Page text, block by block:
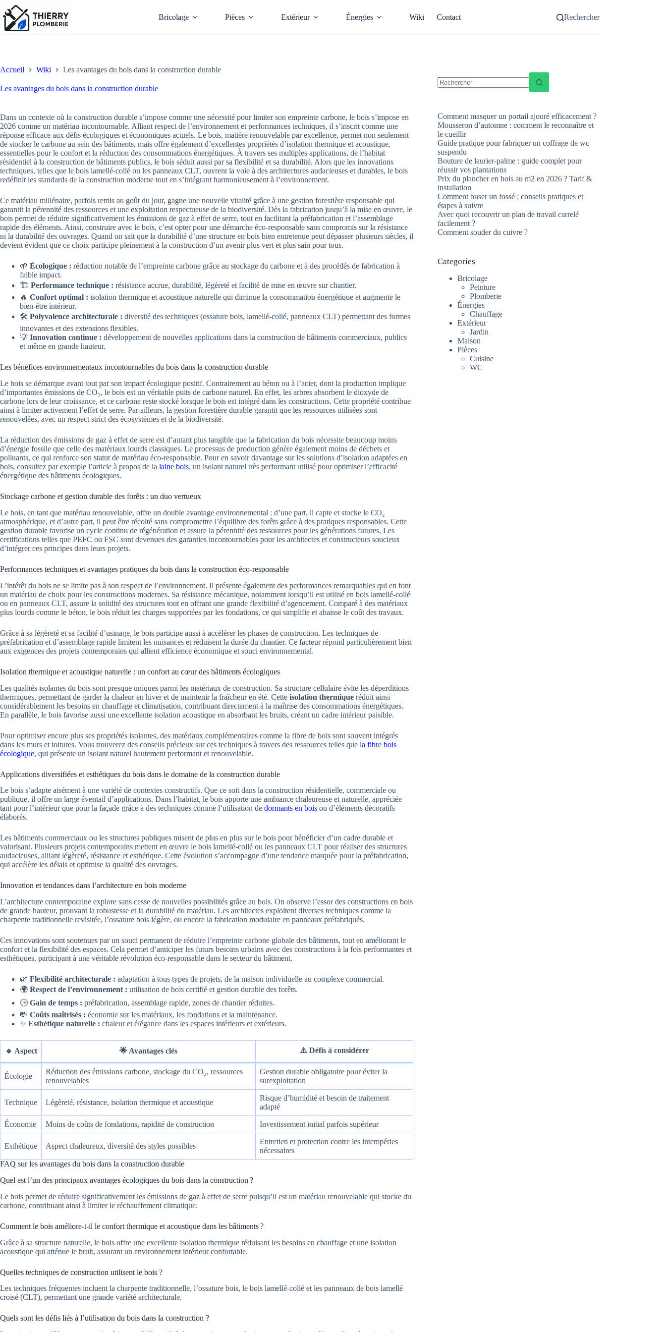
Passer
au
contenu
Bricolage Pièces Extérieur Énergies Wiki Contact Rechercher
Accueil Wiki Les avantages du bois dans la construction durable
Les avantages du bois dans la construction durable
Dans un contexte où la construction durable s’impose comme une nécessité pour limiter son empreinte carbone, le bois s’impose en
2026 comme un matériau incontournable. Alliant respect de l’environnement et performances techniques, il s’inscrit comme une
réponse efficace aux défis écologiques et économiques actuels. Le bois, matière renouvelable par excellence, permet non seulement
de stocker le carbone au sein des bâtiments, mais offre également d’excellentes propriétés d’isolation thermique et acoustique,
essentielles pour le confort et la réduction des consommations énergétiques. À travers ses multiples applications, de l’habitat
résidentiel à la construction de bâtiments publics, le bois séduit aussi par sa flexibilité et sa durabilité. Alors que les innovations
techniques, telles que le bois lamellé-collé ou les panneaux CLT, ouvrent la voie à des architectures audacieuses et durables, le bois
redéfinit les standards de la construction moderne tout en s’intégrant harmonieusement à l’environnement.
Ce matériau millénaire, parfois remis au goût du jour, gagne une nouvelle vitalité grâce à une gestion forestière responsable qui
garantit la pérennité des ressources et une exploitation respectueuse de la biodiversité. Dès la fabrication jusqu’à la mise en œuvre, le
bois permet de réduire significativement les émissions de gaz à effet de serre, tout en facilitant la préfabrication et l’assemblage
rapide des éléments. Ainsi, construire avec le bois, c’est opter pour une démarche éco-responsable sans compromis sur la résistance
ni la durabilité des ouvrages. Quand on sait que la durabilité d’une structure en bois bien entretenue peut dépasser plusieurs siècles, il
devient évident que ce choix participe pleinement à la construction d’un avenir plus vert et plus sain pour tous.
🌱 Écologique : réduction notable de l’empreinte carbone grâce au stockage du carbone et à des procédés de fabrication à
faible impact.
🏗️ Performance technique : résistance accrue, durabilité, légèreté et facilité de mise en œuvre sur chantier.
🔥 Confort optimal : isolation thermique et acoustique naturelle qui diminue la consommation énergétique et augmente le
bien-être intérieur.
🛠️ Polyvalence architecturale : diversité des techniques (ossature bois, lamellé-collé, panneaux CLT) permettant des formes
innovantes et des extensions flexibles.
💡 Innovation continue : développement de nouvelles applications dans la construction de bâtiments commerciaux, publics
et même en grande hauteur.
Les bénéfices environnementaux incontournables du bois dans la construction durable
Le bois se démarque avant tout par son impact écologique positif. Contrairement au béton ou à l’acier, dont la production implique
d’importantes émissions de CO₂, le bois est un véritable puits de carbone naturel. En effet, les arbres absorbent le dioxyde de
carbone lors de leur croissance, et ce carbone reste stocké lorsque le bois est intégré dans les constructions. Cette propriété contribue
ainsi à limiter activement l’effet de serre. Par ailleurs, la gestion forestière durable garantit que les ressources utilisées sont
renouvelées, avec un respect strict des écosystèmes et de la biodiversité.
La réduction des émissions de gaz à effet de serre est d’autant plus tangible que la fabrication du bois nécessite beaucoup moins
d’énergie fossile que celle des matériaux lourds classiques. Le processus de production génère également moins de déchets et
polluants, ce qui renforce son statut de matériau éco-responsable. Pour en savoir davantage sur les solutions d’isolation adaptées en
bois, consultez par exemple l’article à propos de la laine bois, un isolant naturel très performant utilisé pour optimiser l’efficacité
énergétique des bâtiments écologiques.
Stockage carbone et gestion durable des forêts : un duo vertueux
Le bois, en tant que matériau renouvelable, offre un double avantage environnemental : d’une part, il capte et stocke le CO₂
atmosphérique, et d’autre part, il peut être récolté sans compromettre l’équilibre des forêts grâce à des pratiques responsables. Cette
gestion durable favorise un cycle continu de régénération et assure la pérennité des ressources pour les générations futures. Les
certifications telles que PEFC ou FSC sont devenues des garanties incontournables pour les architectes et constructeurs soucieux
d’intégrer ces principes dans leurs projets.
Performances techniques et avantages pratiques du bois dans la construction éco-responsable
L’intérêt du bois ne se limite pas à son respect de l’environnement. Il présente également des performances remarquables qui en font
un matériau de choix pour les constructions modernes. Sa résistance mécanique, notamment lorsqu’il est utilisé en bois lamellé-collé
ou en panneaux CLT, assure la solidité des structures tout en offrant une grande flexibilité d’agencement. Comparé à des matériaux
plus lourds comme le béton, le bois réduit les charges supportées par les fondations, ce qui simplifie et abaisse le coût des travaux.
Grâce à sa légèreté et sa facilité d’usinage, le bois participe aussi à accélérer les phases de construction. Les techniques de
préfabrication et d’assemblage rapide limitent les nuisances et réduisent la durée du chantier. Ce facteur répond particulièrement bien
aux exigences des projets contemporains qui allient efficience économique et souci environnemental.
Isolation thermique et acoustique naturelle : un confort au cœur des bâtiments écologiques
Les qualités isolantes du bois sont presque uniques parmi les matériaux de construction. Sa structure cellulaire évite les déperditions
thermiques, permettant de garder la chaleur en hiver et de maintenir la fraîcheur en été. Cette isolation thermique réduit ainsi
considérablement les besoins en chauffage et climatisation, contribuant directement à la maîtrise des consommations énergétiques.
En parallèle, le bois favorise aussi une excellente isolation acoustique en absorbant les bruits, créant un cadre intérieur paisible.
Pour optimiser encore plus ses propriétés isolantes, des matériaux complémentaires comme la fibre de bois sont souvent intégrés
dans les murs et toitures. Vous trouverez des conseils précieux sur ces techniques à travers des ressources telles que la fibre bois
écologique, qui présente un isolant naturel hautement performant et renouvelable.
Applications diversifiées et esthétiques du bois dans le domaine de la construction durable
Le bois s’adapte aisément à une variété de contextes constructifs. Que ce soit dans la construction résidentielle, commerciale ou
publique, il offre un large éventail d’applications. Dans l’habitat, le bois apporte une ambiance chaleureuse et naturelle, appréciée
tant pour l’intérieur que pour la façade grâce à des techniques comme l’utilisation de dormants en bois ou d’éléments décoratifs
élaborés.
Les bâtiments commerciaux ou les structures publiques misent de plus en plus sur le bois pour bénéficier d’un cadre durable et
valorisant. Plusieurs projets contemporains mettent en œuvre le bois lamellé-collé ou les panneaux CLT pour réaliser des structures
audacieuses, alliant légèreté, résistance et esthétique. Cette évolution s’accompagne d’une tendance marquée pour la préfabrication,
qui accélère les délais et optimise la qualité des ouvrages.
Innovation et tendances dans l’architecture en bois moderne
L’architecture contemporaine explore sans cesse de nouvelles possibilités grâce au bois. On observe l’essor des constructions en bois
de grande hauteur, prouvant la robustesse et la durabilité du matériau. Les architectes exploitent diverses techniques comme la
charpente traditionnelle revisitée, l’ossature bois légère, ou encore la fabrication modulaire en panneaux préfabriqués.
Ces innovations sont soutenues par un souci permanent de réduire l’empreinte carbone globale des bâtiments, tout en améliorant le
confort et la flexibilité des espaces. Cela permet d’anticiper les futurs besoins urbains avec des constructions à la fois performantes et
esthétiques, participant à une véritable révolution éco-responsable dans le secteur du bâtiment.
🌿 Flexibilité architecturale : adaptation à tous types de projets, de la maison individuelle au complexe commercial.
🌍 Respect de l’environnement : utilisation de bois certifié et gestion durable des forêts.
🕒 Gain de temps : préfabrication, assemblage rapide, zones de chantier réduites.
💸 Coûts maîtrisés : économie sur les matériaux, les fondations et la maintenance.
✨ Esthétique naturelle : chaleur et élégance dans les espaces intérieurs et extérieurs.
🔹 Aspect 🌟 Avantages clés ⚠️ Défis à considérer
Écologie
Réduction des émissions carbone, stockage du CO₂, ressources
renouvelables
Gestion durable obligatoire pour éviter la
surexploitation
Technique Légèreté, résistance, isolation thermique et acoustique
Risque d’humidité et besoin de traitement
adapté
Économie Moins de coûts de fondations, rapidité de construction Investissement initial parfois supérieur
Esthétique Aspect chaleureux, diversité des styles possibles
Entretien et protection contre les intempéries
nécessaires
FAQ sur les avantages du bois dans la construction durable
Quel est l’un des principaux avantages écologiques du bois dans la construction ?
Le bois permet de réduire significativement les émissions de gaz à effet de serre puisqu’il est un matériau renouvelable qui stocke du
carbone, contribuant ainsi à limiter le réchauffement climatique.
Comment le bois améliore-t-il le confort thermique et acoustique dans les bâtiments ?
Grâce à sa structure naturelle, le bois offre une excellente isolation thermique réduisant les besoins en chauffage et une isolation
acoustique qui atténue le bruit, assurant un environnement intérieur confortable.
Quelles techniques de construction utilisent le bois ?
Les techniques fréquentes incluent la charpente traditionnelle, l’ossature bois, le bois lamellé-collé et les panneaux de bois lamellé
croisé (CLT), permettant une grande variété architecturale.
Quels sont les défis liés à l’utilisation du bois dans la construction ?
Comment masquer un portail ajouré efficacement ?
Mousseron d’automne : comment le reconnaître et
le cueillir
Guide pratique pour fabriquer un coffrage de wc
suspendu
Bouture de laurier-palme : guide complet pour
réussir vos plantations
Prix du plancher en bois au m2 en 2026 ? Tarif &
installation
Comment buser un fossé : conseils pratiques et
étapes à suivre
Avec quoi recouvrir un plan de travail carrelé
facilement ?
Comment souder du cuivre ?
Categories
Bricolage
Peinture
Plomberie
Énergies
Chauffage
Extérieur
Jardin
Maison
Pièces
Cuisine
WC